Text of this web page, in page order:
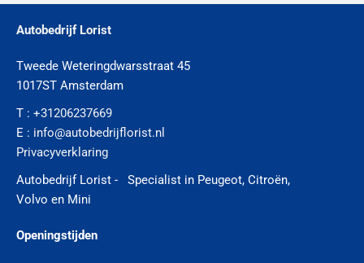
Autobedrijf Lorist
Tweede Weteringdwarsstraat 45
1017ST Amsterdam
T : +31206237669
E : info@autobedrijflorist.nl
Privacyverklaring
Autobedrijf Lorist - Specialist in Peugeot, Citroën,
Volvo en Mini
Openingstijden